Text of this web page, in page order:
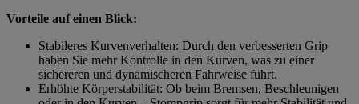
Vorteile auf einen Blick:
Stabileres Kurvenverhalten: Durch den verbesserten Grip
haben Sie mehr Kontrolle in den Kurven, was zu einer
sichereren und dynamischeren Fahrweise führt.
Erhöhte Körperstabilität: Ob beim Bremsen, Beschleunigen